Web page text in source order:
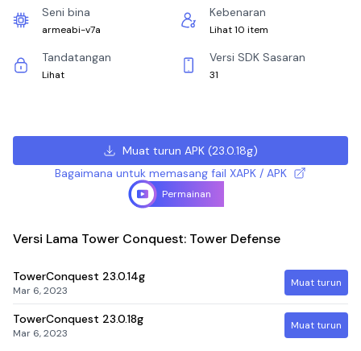
Seni bina
armeabi-v7a
Kebenaran
Lihat 10 item
Tandatangan
Lihat
Versi SDK Sasaran
31
Muat turun APK(23.0.18g)
Bagaimana untuk memasang fail XAPK / APK
Permainan
Versi Lama Tower Conquest: Tower Defense
TowerConquest 23.0.14g
Mar 6, 2023
Muat turun
TowerConquest 23.0.18g
Mar 6, 2023
Muat turun